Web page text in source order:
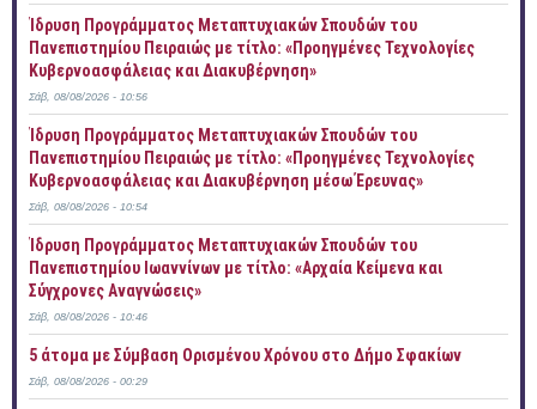
Ίδρυση Προγράμματος Μεταπτυχιακών Σπουδών του
Πανεπιστημίου Πειραιώς με τίτλο: «Προηγμένες Τεχνολογίες
Κυβερνοασφάλειας και Διακυβέρνηση»
Σάβ, 08/08/2026 - 10:56
Ίδρυση Προγράμματος Μεταπτυχιακών Σπουδών του
Πανεπιστημίου Πειραιώς με τίτλο: «Προηγμένες Τεχνολογίες
Κυβερνοασφάλειας και Διακυβέρνηση μέσω Έρευνας»
Σάβ, 08/08/2026 - 10:54
Ίδρυση Προγράμματος Μεταπτυχιακών Σπουδών του
Πανεπιστημίου Ιωαννίνων με τίτλο: «Αρχαία Κείμενα και
Σύγχρονες Αναγνώσεις»
Σάβ, 08/08/2026 - 10:46
5 άτομα με Σύμβαση Ορισμένου Χρόνου στο Δήμο Σφακίων
Σάβ, 08/08/2026 - 00:29